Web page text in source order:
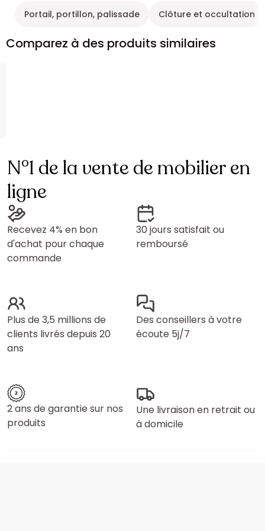
Portail, portillon, palissade Clôture et occultation
Comparez à des produits similaires
N°1 de la vente de mobilier en
ligne
Recevez 4% en bon
d'achat pour chaque
commande
30 jours satisfait ou
remboursé
Plus de 3,5 millions de
clients livrés depuis 20
ans
Des conseillers à votre
écoute 5j/7
2 ans de garantie sur nos
produits
Une livraison en retrait ou
à domicile